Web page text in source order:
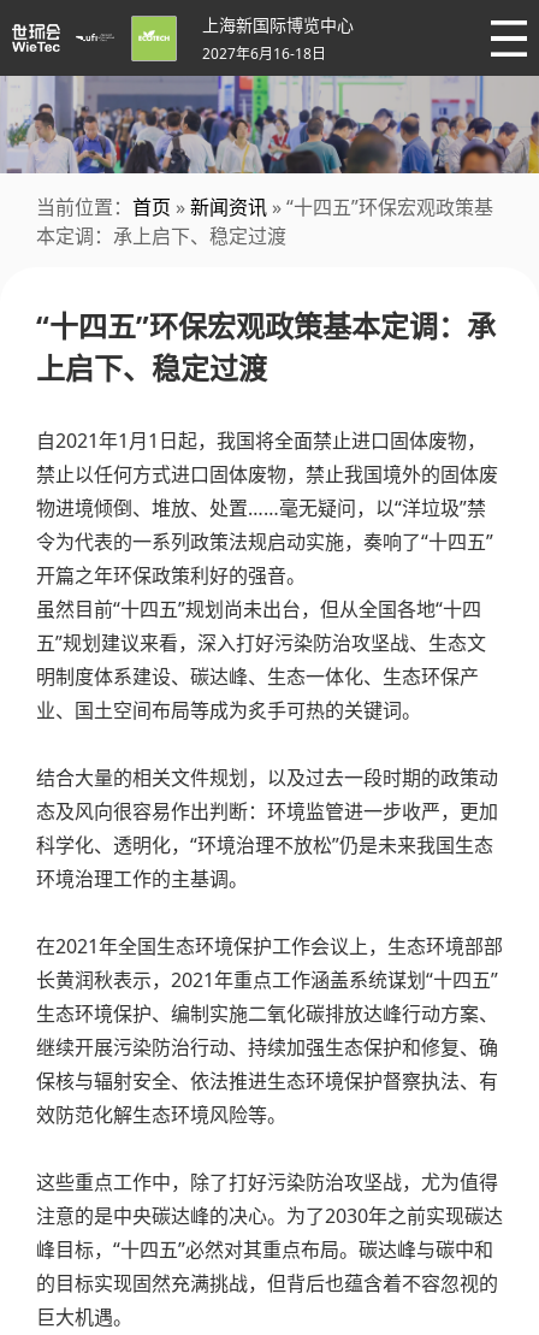
上海新国际博览中心
2027年6月16-18日
当前位置： 首页 »新闻资讯 » “十四五”环保宏观政策基
本定调：承上启下、稳定过渡
“十四五”环保宏观政策基本定调：承
上启下、稳定过渡
自2021年1月1日起，我国将全面禁止进口固体废物，
禁止以任何方式进口固体废物，禁止我国境外的固体废
物进境倾倒、堆放、处置……毫无疑问，以“洋垃圾”禁
令为代表的一系列政策法规启动实施，奏响了“十四五”
开篇之年环保政策利好的强音。
虽然目前“十四五”规划尚未出台，但从全国各地“十四
五”规划建议来看，深入打好污染防治攻坚战、生态文
明制度体系建设、碳达峰、生态一体化、生态环保产
业、国土空间布局等成为炙手可热的关键词。
结合大量的相关文件规划，以及过去一段时期的政策动
态及风向很容易作出判断：环境监管进一步收严，更加
科学化、透明化，“环境治理不放松”仍是未来我国生态
环境治理工作的主基调。
在2021年全国生态环境保护工作会议上，生态环境部部
长黄润秋表示，2021年重点工作涵盖系统谋划“十四五”
生态环境保护、编制实施二氧化碳排放达峰行动方案、
继续开展污染防治行动、持续加强生态保护和修复、确
保核与辐射安全、依法推进生态环境保护督察执法、有
效防范化解生态环境风险等。
这些重点工作中，除了打好污染防治攻坚战，尤为值得
注意的是中央碳达峰的决心。为了2030年之前实现碳达
峰目标，“十四五”必然对其重点布局。碳达峰与碳中和
的目标实现固然充满挑战，但背后也蕴含着不容忽视的
巨大机遇。